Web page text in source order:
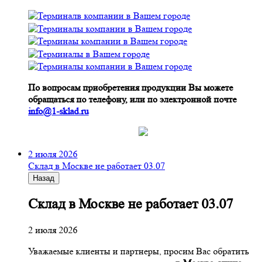
По вопросам приобретения продукции Вы можете
обращаться по телефону, или по электронной почте
info@1-sklad.ru
2 июля 2026
Склад в Москве не работает 03.07
Назад
Склад в Москве не работает 03.07
2 июля 2026
Уважаемые клиенты и партнеры, просим Вас обратить